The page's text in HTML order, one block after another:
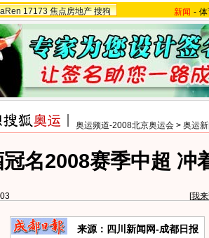
17173 焦点房地产 搜狗 新闻 -
奥运频道-2008北京奥运会 > 奥运
名2008赛季中超 冲
[我
来源：四川新闻网-成都日报